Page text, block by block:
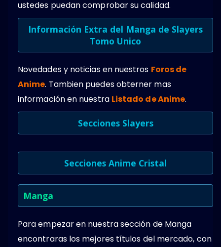
ustedes puedan comprobar su calidad.
Información Extra del Manga de Slayers
Tomo Unico
Novedades y noticias en nuestros Foros de
Anime. Tambien puedes obterner mas
información en nuestra Listado de Anime.
Secciones Slayers
Secciones Anime Cristal
Manga
Para empezar en nuestra sección de Manga
encontraras los mejores títulos del mercado, con